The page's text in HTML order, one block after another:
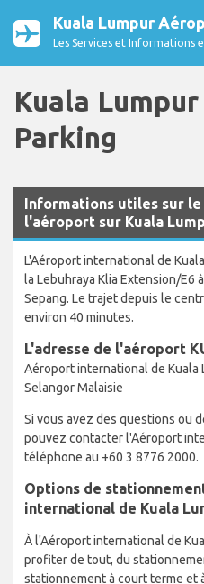
Kuala Lumpur
Les Services et Informations
Kuala
Parking
Informations utiles sur
l'aéroport sur Kuala
L'Aéroport international de
la Lebuhraya Klia Extension/E6
Sepang. Le trajet depuis le
environ 40 minutes.
L'adresse de l'aéroport
Aéroport international de Kuala
Selangor Malaisie
Si vous avez des questions ou
pouvez contacter l'Aéroport
téléphone au +60 3 8776 2000.
Options de
international de Kuala
À l'Aéroport international de
profiter de tout, du
stationnement à court terme et